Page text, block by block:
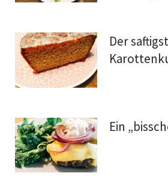
Der
Ein